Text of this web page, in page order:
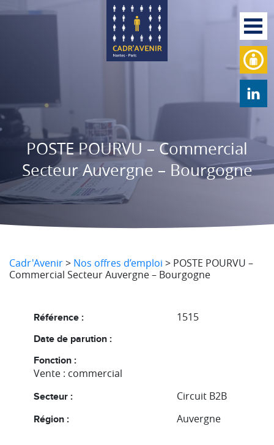
POSTE POURVU – Commercial
Secteur Auvergne – Bourgogne
Cadr'Avenir> Nos offres d’emploi > POSTE POURVU –
Commercial Secteur Auvergne – Bourgogne
Référence : 1515
Date de parution :
Fonction :
Vente : commercial
Secteur : Circuit B2B
Région : Auvergne